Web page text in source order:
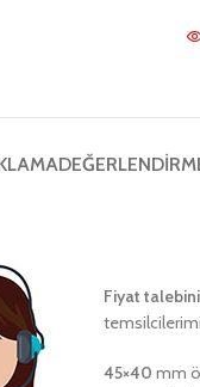
Fiyat
45×40 mm